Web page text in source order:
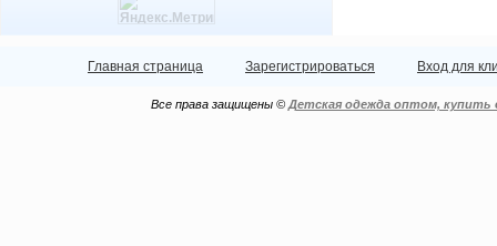
Главная страница Зарегистрироваться Вход для
Все права защищены © Детская одежда оптом,